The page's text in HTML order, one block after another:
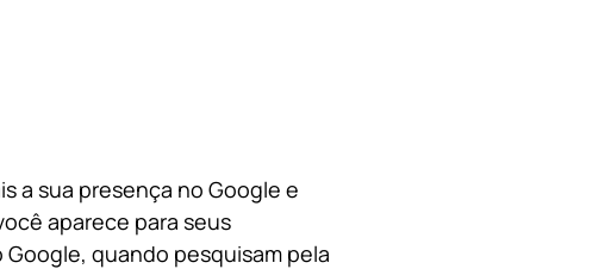
a sua presença no Google e
aparece para seus
quando pesquisam pela